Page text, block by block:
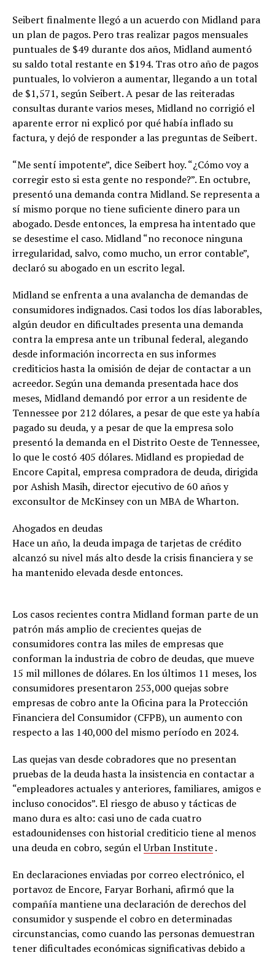
Seibert finalmente llegó a un acuerdo con Midland para
un plan de pagos. Pero tras realizar pagos mensuales
puntuales de $49 durante dos años, Midland aumentó
su saldo total restante en $194. Tras otro año de pagos
puntuales, lo volvieron a aumentar, llegando a un total
de $1,571, según Seibert. A pesar de las reiteradas
consultas durante varios meses, Midland no corrigió el
aparente error ni explicó por qué había inflado su
factura, y dejó de responder a las preguntas de Seibert.
“Me sentí impotente”, dice Seibert hoy. “¿Cómo voy a
corregir esto si esta gente no responde?”. En octubre,
presentó una demanda contra Midland. Se representa a
sí mismo porque no tiene suficiente dinero para un
abogado. Desde entonces, la empresa ha intentado que
se desestime el caso. Midland “no reconoce ninguna
irregularidad, salvo, como mucho, un error contable”,
declaró su abogado en un escrito legal.
Midland se enfrenta a una avalancha de demandas de
consumidores indignados. Casi todos los días laborables,
algún deudor en dificultades presenta una demanda
contra la empresa ante un tribunal federal, alegando
desde información incorrecta en sus informes
crediticios hasta la omisión de dejar de contactar a un
acreedor. Según una demanda presentada hace dos
meses, Midland demandó por error a un residente de
Tennessee por 212 dólares, a pesar de que este ya había
pagado su deuda, y a pesar de que la empresa solo
presentó la demanda en el Distrito Oeste de Tennessee,
lo que le costó 405 dólares. Midland es propiedad de
Encore Capital, empresa compradora de deuda, dirigida
por Ashish Masih, director ejecutivo de 60 años y
exconsultor de McKinsey con un MBA de Wharton.
Ahogados en deudas
Hace un año, la deuda impaga de tarjetas de crédito
alcanzó su nivel más alto desde la crisis financiera y se
ha mantenido elevada desde entonces.
Los casos recientes contra Midland forman parte de un
patrón más amplio de crecientes quejas de
consumidores contra las miles de empresas que
conforman la industria de cobro de deudas, que mueve
15 mil millones de dólares. En los últimos 11 meses, los
consumidores presentaron 253,000 quejas sobre
empresas de cobro ante la Oficina para la Protección
Financiera del Consumidor (CFPB), un aumento con
respecto a las 140,000 del mismo período en 2024.
Las quejas van desde cobradores que no presentan
pruebas de la deuda hasta la insistencia en contactar a
“empleadores actuales y anteriores, familiares, amigos e
incluso conocidos”. El riesgo de abuso y tácticas de
mano dura es alto: casi uno de cada cuatro
estadounidenses con historial crediticio tiene al menos
una deuda en cobro, según elUrban Institute.
En declaraciones enviadas por correo electrónico, el
portavoz de Encore, Faryar Borhani, afirmó que la
compañía mantiene una declaración de derechos del
consumidor y suspende el cobro en determinadas
circunstancias, como cuando las personas demuestran
tener dificultades económicas significativas debido a